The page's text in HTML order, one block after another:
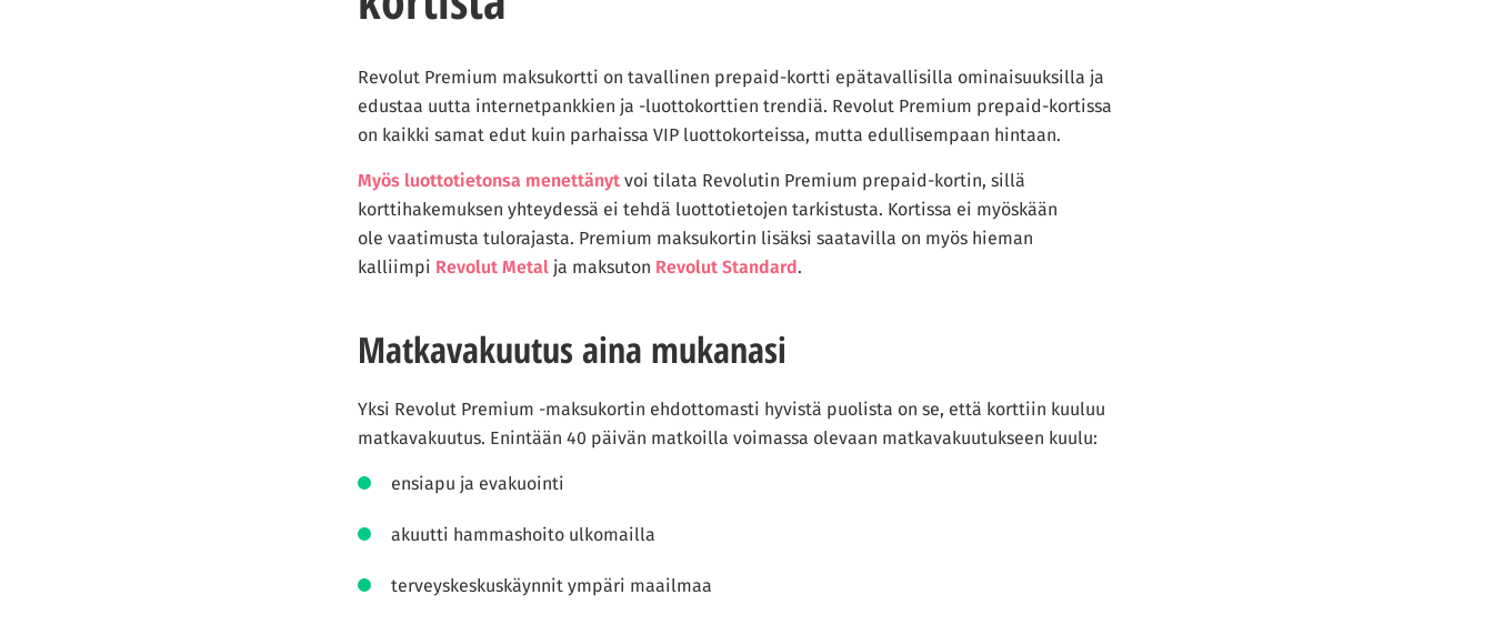
Revolut Premium maksukortti on tavallinen prepaid-kortti epätavallisilla ominaisuuksilla ja
edustaa uutta internetpankkien ja -luottokorttien trendiä. Revolut Premium prepaid-kortissa
on kaikki samat edut kuin parhaissa VIP luottokorteissa, mutta edullisempaan hintaan.
Myös luottotietonsa menettänyt voi tilata Revolutin Premium prepaid-kortin, sillä
korttihakemuksen yhteydessä ei tehdä luottotietojen tarkistusta. Kortissa ei myöskään
ole vaatimusta tulorajasta. Premium maksukortin lisäksi saatavilla on myös hieman
kalliimpi Revolut Metal ja maksuton Revolut Standard.
Matkavakuutus aina mukanasi
Yksi Revolut Premium -maksukortin ehdottomasti hyvistä puolista on se, että korttiin kuuluu
matkavakuutus. Enintään 40 päivän matkoilla voimassa olevaan matkavakuutukseen kuulu:
ensiapu ja evakuointi
akuutti hammashoito ulkomailla
terveyskeskuskäynnit ympäri maailmaa